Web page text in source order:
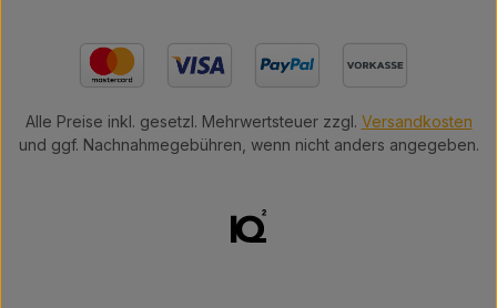
Alle Preise inkl. gesetzl. Mehrwertsteuer zzgl. Versandkosten
und ggf. Nachnahmegebühren, wenn nicht anders angegeben.